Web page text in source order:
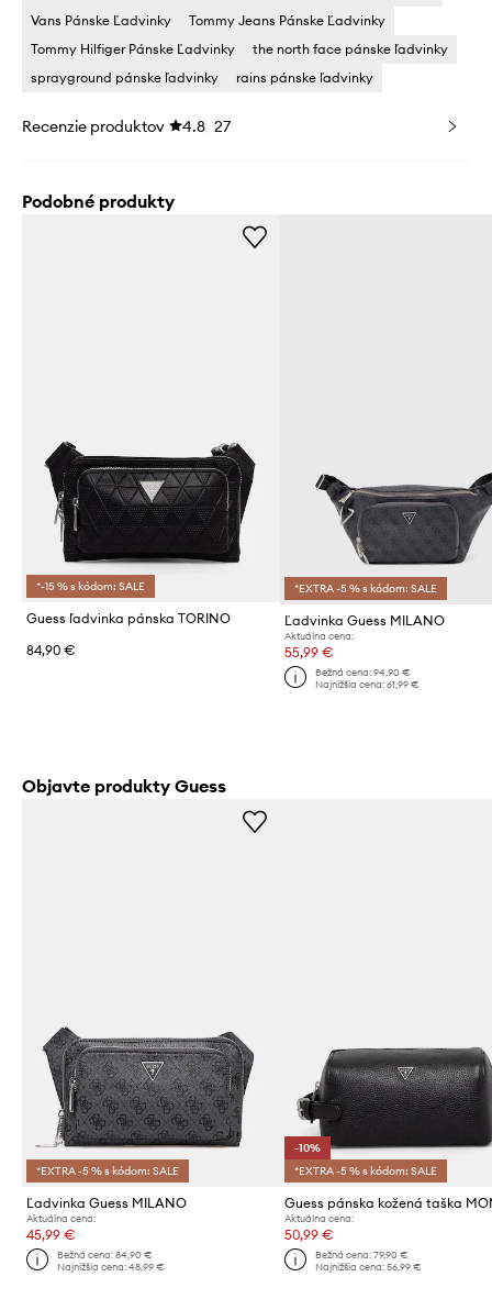
Vans Pánske Ľadvinky
Tommy Jeans Pánske Ľadvinky
Tommy Hilfiger Pánske Ľadvinky
the north face pánske ľadvinky
sprayground pánske ľadvinky
rains pánske ľadvinky
Recenzie produktov 4.8 27
Podobné produkty
*-15 % s kódom: SALE
Guess ľadvinka pánska TORINO
84,90 €
*EXTRA -5 % s kódom: SALE
Ľadvinka Guess MILANO
Aktuálna cena:
55,99 €
Bežná cena: 94,90 €
Najnižšia cena: 61,99 €
Objavte produkty Guess
*EXTRA -5 % s kódom: SALE
Ľadvinka Guess MILANO
Aktuálna cena:
45,99 €
Bežná cena:84,90 €
Najnižšia cena:48,99 €
-10%
*EXTRA -5 % s kódom: SALE
Aktuálna cena:
50,99 €
Bežná cena: 79,90 €
Najnižšia cena: 56,99 €